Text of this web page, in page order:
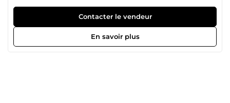
grammaire et conjugaison en moins de 2h. ✅ +300 textes
corrigés ✅ Disponible même pendant mes pauses, 7j/7 ✅
Réponse en moins de 15min ✅ Satisfait ou remboursé
Envoyez-moi votre texte, je m’occupe du reste.
Commandez en toute confiance 👇
Contacter le vendeur
En savoir plus